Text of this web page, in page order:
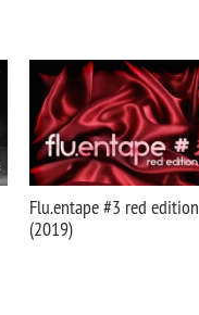
Flu.entape #3 red edition
(2019)